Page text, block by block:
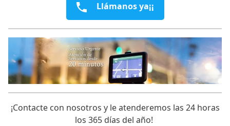
Llámanos ya¡¡
¡Contacte con nosotros y le atenderemos las 24 horas
los 365 días del año!